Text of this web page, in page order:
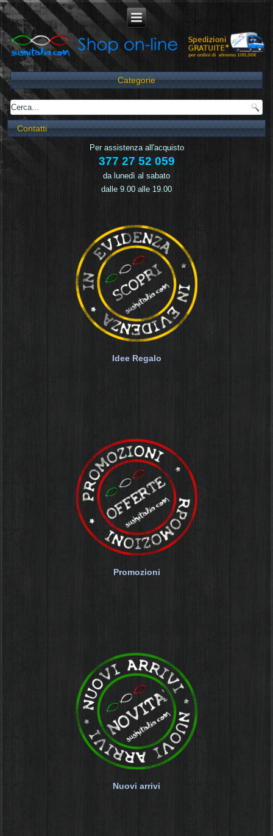
Categorie
Contatti
Per assistenza all'acquisto
377 27 52 059
da lunedì al sabato
dalle 9.00 alle 19.00
Idee Regalo
Promozioni
Nuovi arrivi